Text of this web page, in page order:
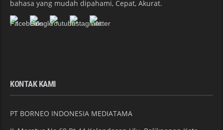
bahasa yang mudah dipahami, Cepat, Akurat.
KONTAK KAMI
PT BORNEO INDONESIA MEDIATAMA